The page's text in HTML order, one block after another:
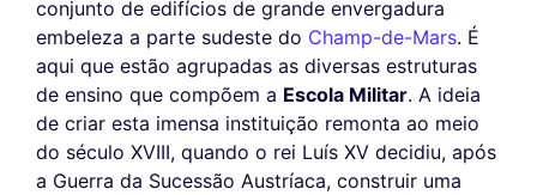
conjunto de edifícios de grande envergadura
embeleza a parte sudeste do Champ-de-Mars. É
aqui que estão agrupadas as diversas estruturas
de ensino que compõem a Escola Militar. A ideia
de criar esta imensa instituição remonta ao meio
do século XVIII, quando o rei Luís XV decidiu, após
a Guerra da Sucessão Austríaca, construir uma